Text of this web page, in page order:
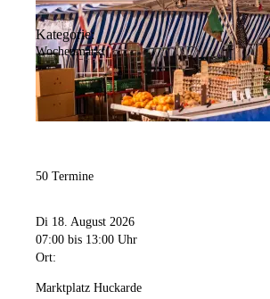
Kategorie:
Wochenmarkt
50 Termine
Di 18. August 2026
07:00 bis 13:00 Uhr
Ort:
Marktplatz Huckarde